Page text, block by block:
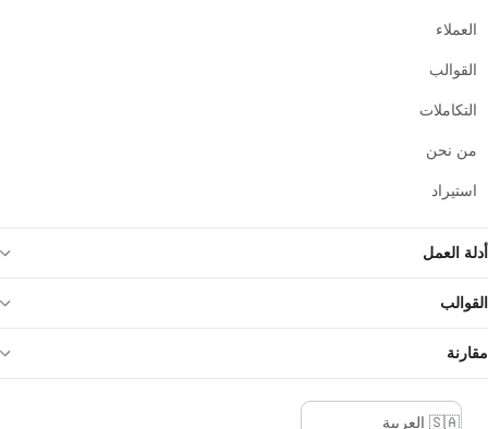
العملاء
القوالب
التكاملات
من نحن
استيراد
أدلة العمل
القوالب
مقارنة